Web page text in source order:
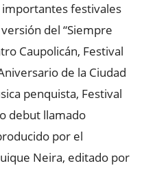
festivales
del “Siempre
Caupolicán, Festival
de la Ciudad
penquista, Festival
debut llamado
por el
Neira, editado por